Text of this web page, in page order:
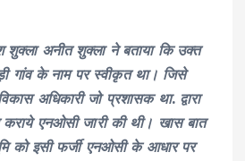
शुक्ला अनीत शुक्ला ने बताया कि उक्त
गांव के नाम पर स्वीकृत था। जिसे
अधिकारी जो प्रशासक था. द्वारा
कराये एनओसी जारी की थी। खास बात
को इसी फर्जी एनओसी के आधार पर